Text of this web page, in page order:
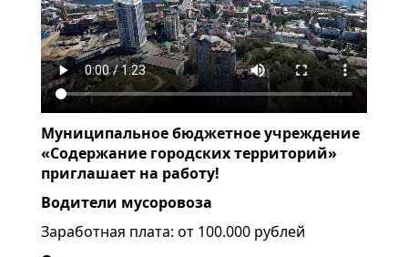
Муниципальное бюджетное учреждение
«Содержание городских территорий»
приглашает на работу!
Водители мусоровоза
Заработная плата: от 100.000 рублей